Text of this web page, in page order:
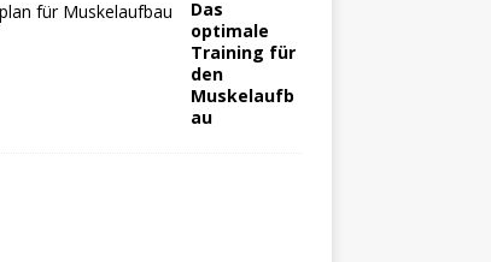
Das
optimale
Training für
den
Muskelaufb
au